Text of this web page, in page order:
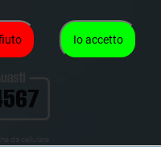
da cellulare
Io accetto